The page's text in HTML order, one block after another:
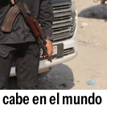
cabe en el mundo